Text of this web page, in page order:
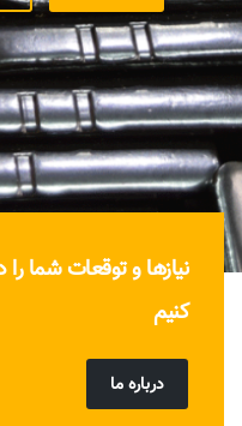
نیازها و توقعات شما
کنیم
درباره ما